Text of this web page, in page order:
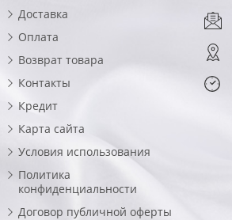
Доставка
Оплата
Возврат товара
Контакты
Кредит
Карта сайта
Условия использования
Политика
конфиденциальности
Договор публичной оферты